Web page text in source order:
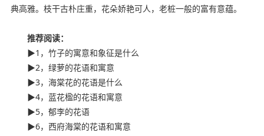
典高雅。枝干古朴庄重，花朵娇艳可人，老桩一般的富有意蕴。
推荐阅读：
▶1，竹子的寓意和象征是什么
▶2，绿萝的花语和寓意
▶3，海棠花的花语是什么
▶4，蓝花楹的花语和寓意
▶5，郁李的花语
▶6，西府海棠的花语和寓意